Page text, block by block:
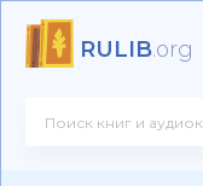
RULIB.org